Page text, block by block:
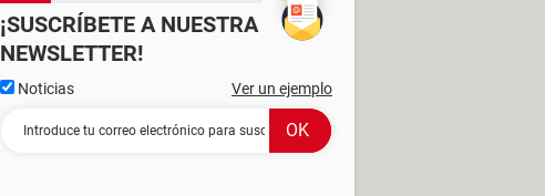
¡SUSCRÍBETE A NUESTRA
NEWSLETTER!
Noticias Ver un ejemplo